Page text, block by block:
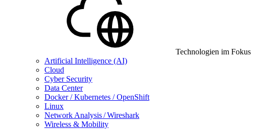
Technologien im Fokus
Artificial Intelligence (AI)
Cloud
Cyber Security
Data Center
Docker / Kubernetes / OpenShift
Linux
Network Analysis / Wireshark
Wireless & Mobility